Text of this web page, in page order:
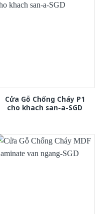
Cửa Gỗ Chống Cháy P1
cho khach san-a-SGD